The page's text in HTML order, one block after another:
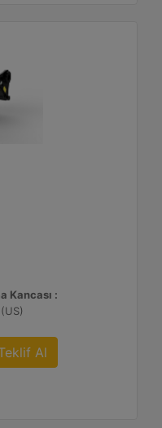
Kancası :
Al